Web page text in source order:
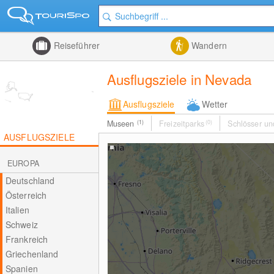
Reiseführer Wandern
Ausflugsziele in Nevada
Ausflugsziele Wetter
Museen (1) Freizeitparks (0) Schlösser
AUSFLUGSZIELE
EUROPA
Deutschland
Österreich
Italien
Schweiz
Frankreich
Griechenland
Spanien